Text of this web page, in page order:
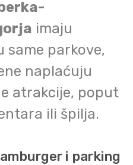
imaju
same parkove,
naplaćuju
atrakcije, poput
ili špilja.
i parking